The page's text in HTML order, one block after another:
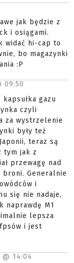
jak będzie z
i osiągami.
widać hi-cap to
bo magazynki
:P
09:50
kapsułka gazu
czyli
za wystrzelenie
były też
teraz są
tym jak z
przewagę nad
Generalnie
i
się nie nadaje,
naprawdę M1
lepsza
i jest
14:04